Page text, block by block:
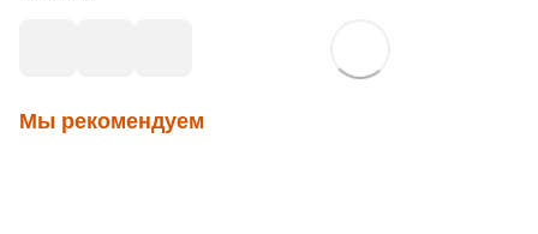
Мы рекомендуем